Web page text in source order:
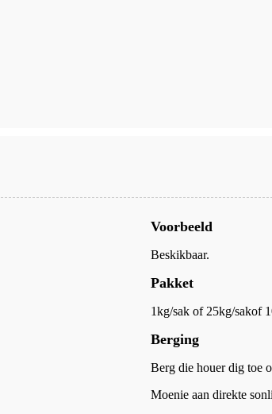
Voorbeeld
Beskikbaar.
Pakket
1kg/sak of 25kg/sakof
Berging
Berg die houer dig toe
Moenie aan direkte